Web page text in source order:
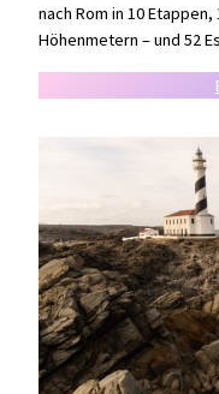
nach Rom in 10
Höhenmetern – und 52